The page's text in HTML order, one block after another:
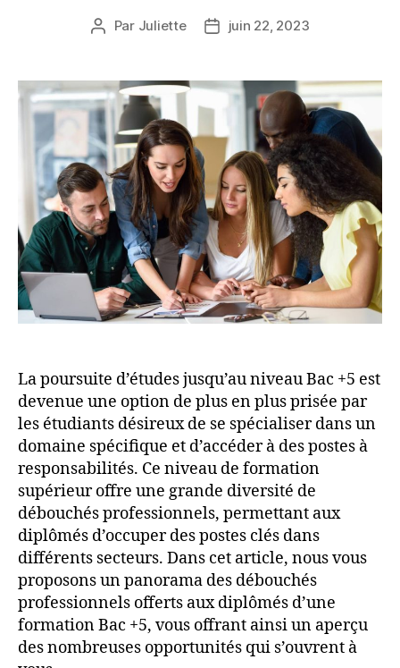
Par Juliette juin 22, 2023
La poursuite d’études jusqu’au niveau Bac +5 est
devenue une option de plus en plus prisée par
les étudiants désireux de se spécialiser dans un
domaine spécifique et d’accéder à des postes à
responsabilités. Ce niveau de formation
supérieur offre une grande diversité de
débouchés professionnels, permettant aux
diplômés d’occuper des postes clés dans
différents secteurs. Dans cet article, nous vous
proposons un panorama des débouchés
professionnels offerts aux diplômés d’une
formation Bac +5, vous offrant ainsi un aperçu
des nombreuses opportunités qui s’ouvrent à